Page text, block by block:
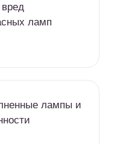
ламп
лампы и